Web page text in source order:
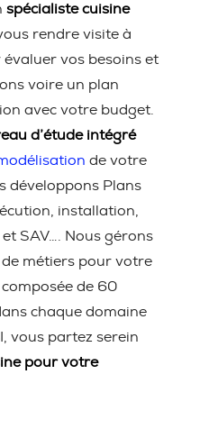
spécialiste cuisine
rendre visite à
évaluer vos besoins et
voire un plan
avec votre budget.
d’étude intégré
de votre
développons Plans
installation,
SAV…. Nous gérons
métiers pour votre
de 60
chaque domaine
vous partez serein
pour votre